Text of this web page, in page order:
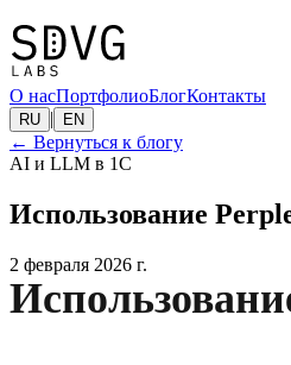
О насПортфолиоБлогКонтакты
RU | EN
← Вернуться к блогу
AI и LLM в 1С
Использование
2 февраля 2026 г.